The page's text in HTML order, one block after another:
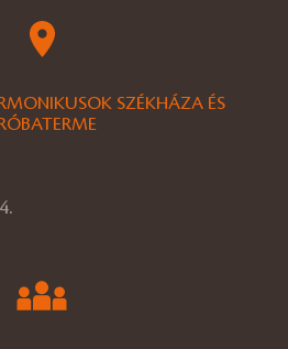
SZÉKHÁZA ÉS